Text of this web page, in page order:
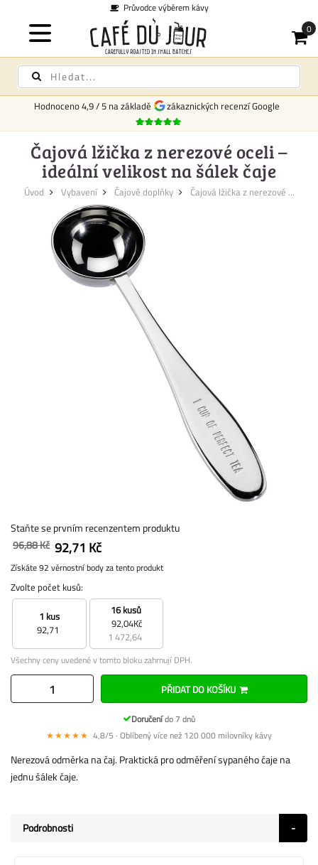
Průvodce výběrem kávy
Hodnoceno4,9/5 na základě zákaznických recenzí Google
Čajová lžička z nerezové oceli –
ideální velikost na šálek čaje
Úvod Vybavení Čajové doplňky Čajová lžička z nerezové ...
Staňte se prvním recenzentem produktu
96,88 Kč 92,71 Kč
Získáte 92 věrnostní body za tento produkt
Zvolte počet kusů:
1 kus
92,71
16 kusů
92,04Kč
1 472,64
Všechny ceny uvedené v tomto bloku zahrnují DPH.
PŘIDAT DO KOŠÍKU
Doručenído 7 dnů
★★★★★ 4,8/5 · Oblíbený více než 120 000 milovníky kávy
Nerezová odměrka na čaj. Praktická pro odměření sypaného čaje na
jednu šálek čaje.
Podrobnosti